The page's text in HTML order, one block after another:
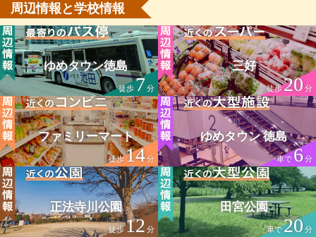
周辺情報と学校情報
ゆめタウン徳島
徒歩7分
三好
徒歩20分
ファミリーマート
徒歩14分
ゆめタウン 徳島
車で6分
正法寺川公園
徒歩12 分
田宮公園
車で20分